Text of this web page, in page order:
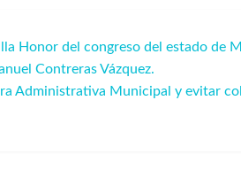
Honor del congreso del estado de
Contreras Vázquez.
Administrativa Municipal y evitar